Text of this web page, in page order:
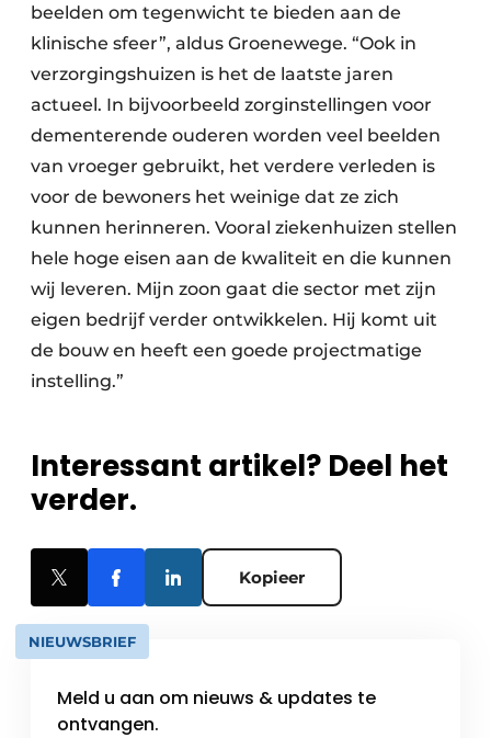
beelden om tegenwicht te bieden aan de
klinische sfeer”, aldus Groenewege. “Ook in
verzorgingshuizen is het de laatste jaren
actueel. In bijvoorbeeld zorginstellingen voor
dementerende ouderen worden veel beelden
van vroeger gebruikt, het verdere verleden is
voor de bewoners het weinige dat ze zich
kunnen herinneren. Vooral ziekenhuizen stellen
hele hoge eisen aan de kwaliteit en die kunnen
wij leveren. Mijn zoon gaat die sector met zijn
eigen bedrijf verder ontwikkelen. Hij komt uit
de bouw en heeft een goede projectmatige
instelling.”
Interessant artikel? Deel het
verder.
Kopieer
NIEUWSBRIEF
Meld u aan om nieuws & updates te
ontvangen.